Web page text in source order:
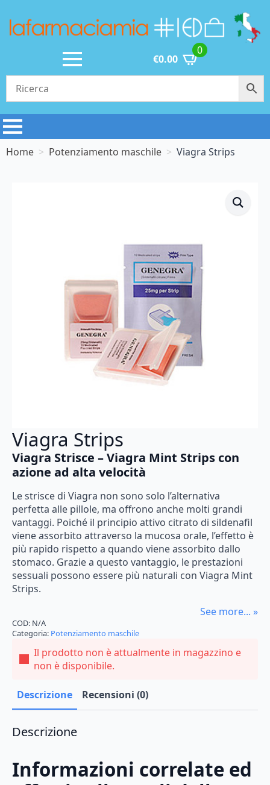
€0.00
0
Home Potenziamento maschile Viagra Strips
Viagra Strips
Viagra Strisce – Viagra Mint Strips con
azione ad alta velocità
Le strisce di Viagra non sono solo l’alternativa
perfetta alle pillole, ma offrono anche molti grandi
vantaggi. Poiché il principio attivo citrato di sildenafil
viene assorbito attraverso la mucosa orale, l’effetto è
più rapido rispetto a quando viene assorbito dallo
stomaco. Grazie a questo vantaggio, le prestazioni
sessuali possono essere più naturali con Viagra Mint
Strips.
See more... »
COD: N/A
Categoria: Potenziamento maschile
Il prodotto non è attualmente in magazzino e
non è disponibile.
Descrizione Recensioni (0)
Descrizione
Informazioni correlate ed